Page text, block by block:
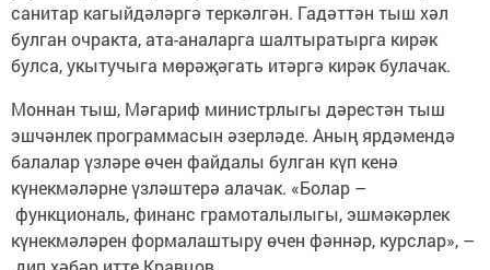
санитар кагыйдәләргә теркәлгән. Гадәттән тыш хәл
булган очракта, ата-аналарга шалтыратырга кирәк
булса, укытучыга мөрәҗәгать итәргә кирәк булачак.
Моннан тыш, Мәгариф министрлыгы дәрестән тыш
эшчәнлек программасын әзерләде. Аның ярдәмендә
балалар үзләре өчен файдалы булган күп кенә
күнекмәләрне үзләштерә алачак. «Болар –
функциональ, финанс грамоталылыгы, эшмәкәрлек
күнекмәләрен формалаштыру өчен фәннәр, курслар», –